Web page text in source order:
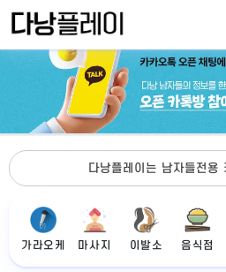
다낭플레이는 남자들전용
가라오케 마사지 이발소 음식점